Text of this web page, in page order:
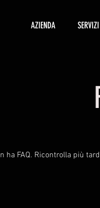
AZIENDA SERVIZI
ha FAQ. Ricontrolla più